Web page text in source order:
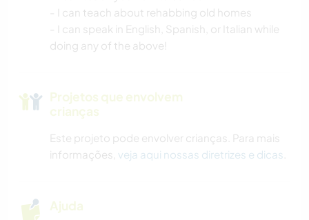
IDIOMAS
CUIDAR DE PLANTAS
MÚSICA
ESPORTES DE EQUIPE
- I can teach about rehabbing old homes
- I can speak in English, Spanish, or Italian while
doing any of the above!
Projetos que envolvem
crianças
Este projeto pode envolver crianças. Para mais
informações, veja aqui nossas diretrizes e dicas
Ajuda